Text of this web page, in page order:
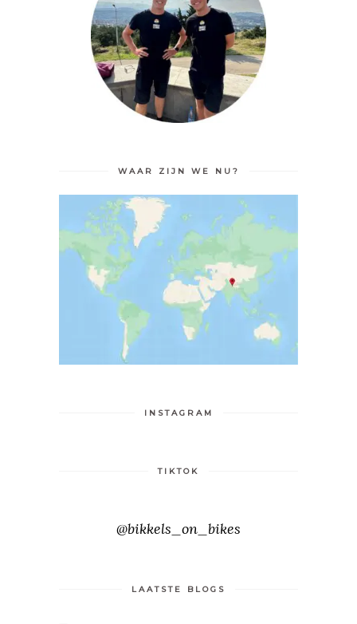
WAAR ZIJN WE NU?
INSTAGRAM
TIKTOK
@bikkels_on_bikes
LAATSTE BLOGS